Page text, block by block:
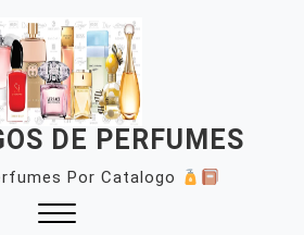
DE PERFUMES
Por Catalogo